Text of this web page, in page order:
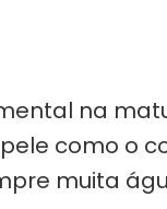
na
como o
muita